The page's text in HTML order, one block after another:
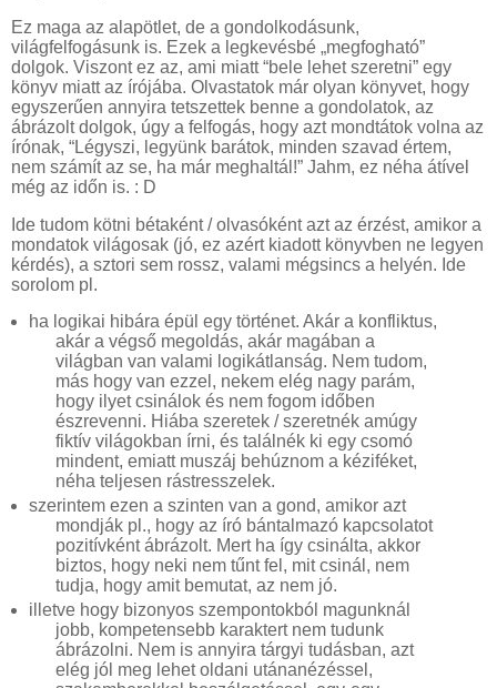
Ez maga az alapötlet, de a gondolkodásunk,
világfelfogásunk is. Ezek a legkevésbé „megfogható”
dolgok. Viszont ez az, ami miatt “bele lehet szeretni” egy
könyv miatt az írójába. Olvastatok már olyan könyvet, hogy
egyszerűen annyira tetszettek benne a gondolatok, az
ábrázolt dolgok, úgy a felfogás, hogy azt mondtátok volna az
írónak, “Légyszi, legyünk barátok, minden szavad értem,
nem számít az se, ha már meghaltál!” Jahm, ez néha átível
még az időn is. : D
Ide tudom kötni bétaként / olvasóként azt az érzést, amikor a
mondatok világosak (jó, ez azért kiadott könyvben ne legyen
kérdés), a sztori sem rossz, valami mégsincs a helyén. Ide
sorolom pl.
ha logikai hibára épül egy történet. Akár a konfliktus,
akár a végső megoldás, akár magában a
világban van valami logikátlanság. Nem tudom,
más hogy van ezzel, nekem elég nagy parám,
hogy ilyet csinálok és nem fogom időben
észrevenni. Hiába szeretek / szeretnék amúgy
fiktív világokban írni, és találnék ki egy csomó
mindent, emiatt muszáj behúznom a kéziféket,
néha teljesen rástresszelek.
szerintem ezen a szinten van a gond, amikor azt
mondják pl., hogy az író bántalmazó kapcsolatot
pozitívként ábrázolt. Mert ha így csinálta, akkor
biztos, hogy neki nem tűnt fel, mit csinál, nem
tudja, hogy amit bemutat, az nem jó.
illetve hogy bizonyos szempontokból magunknál
jobb, kompetensebb karaktert nem tudunk
ábrázolni. Nem is annyira tárgyi tudásban, azt
elég jól meg lehet oldani utánanézéssel,